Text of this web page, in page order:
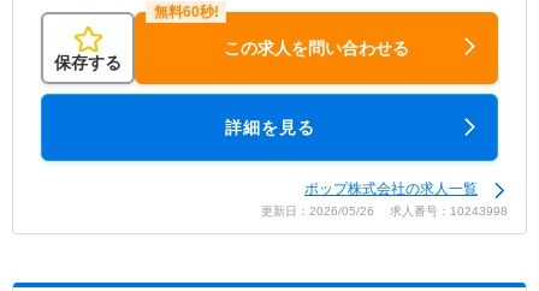
保存する
この求人を問い合わせる
詳細を見る
ポップ株式会社の求人一覧
更新日：2026/05/26 求人番号：10243998